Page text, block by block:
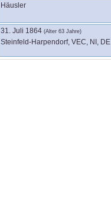
Häusler
31. Juli 1864 (Alter 63 Jahre)
Steinfeld-Harpendorf, VEC, NI, DE